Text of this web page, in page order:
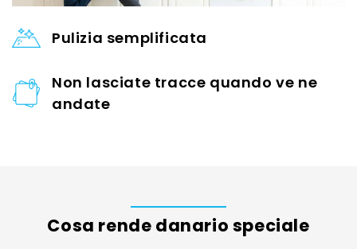
Pulizia semplificata
Non lasciate tracce quando ve ne
andate
Cosa rende danario speciale